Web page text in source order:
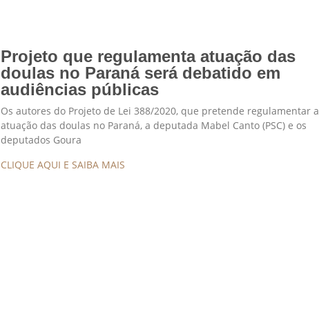
Projeto que regulamenta atuação das
doulas no Paraná será debatido em
audiências públicas
Os autores do Projeto de Lei 388/2020, que pretende regulamentar a
atuação das doulas no Paraná, a deputada Mabel Canto (PSC) e os
deputados Goura
CLIQUE AQUI E SAIBA MAIS